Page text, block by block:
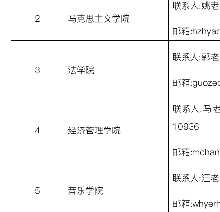
2 马克思主义学院
联系人:姚
邮箱
3 法学院
联系人:郭
邮箱
4 经济管理学院
联系人:马
10936
邮箱
5 音乐学院
联系人:汪
邮箱